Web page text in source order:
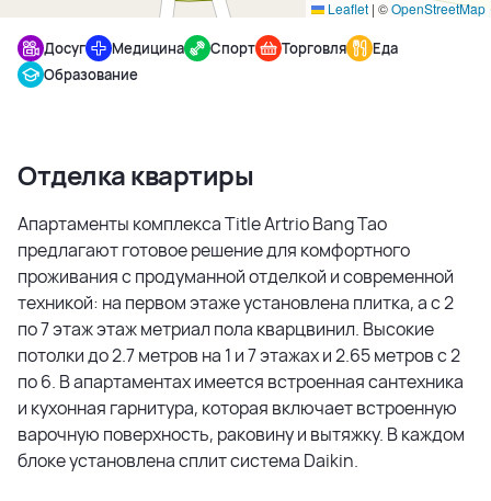
Leaflet | ©OpenStreetMap
Досуг Медицина Спорт Торговля
Еда
Образование
Отделка квартиры
Апартаменты комплекса Title Artrio Bang Tao
предлагают готовое решение для комфортного
проживания с продуманной отделкой и современной
техникой: на первом этаже установлена плитка, а с 2
по 7 этаж этаж метриал пола кварцвинил. Высокие
потолки до 2.7 метров на 1 и 7 этажах и 2.65 метров с 2
по 6. В апартаментах имеется встроенная сантехника
и кухонная гарнитура, которая включает встроенную
варочную поверхность, раковину и вытяжку. В каждом
блоке установлена сплит система Daikin.